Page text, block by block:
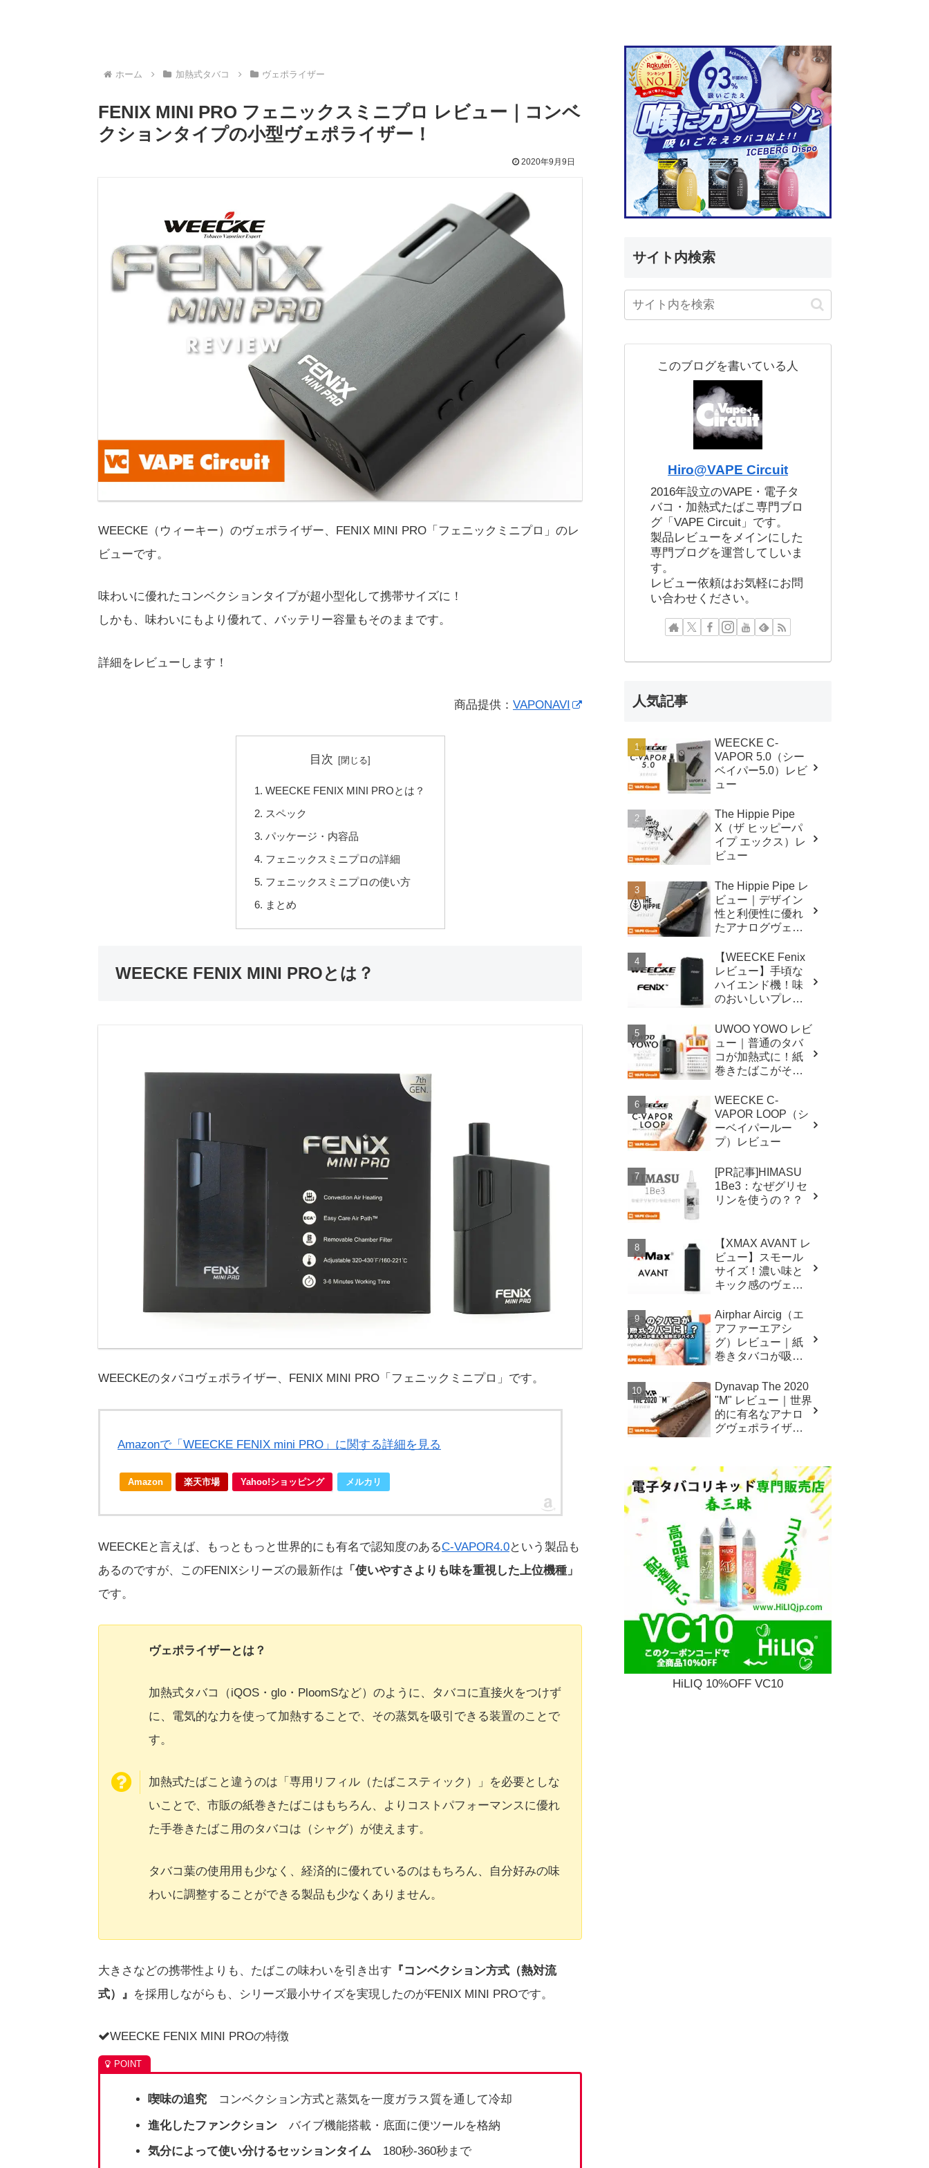
ホーム 加熱式タバコ ヴェポライザー
FENIX MINI PRO フェニックスミニプロ レビュー｜コンベ
クションタイプの小型ヴェポライザー！
2020年9月9日
WEECKE（ウィーキー）のヴェポライザー、FENIX MINI PRO「フェニックミニプロ」のレ
ビューです。
味わいに優れたコンベクションタイプが超小型化して携帯サイズに！
しかも、味わいにもより優れて、バッテリー容量もそのままです。
詳細をレビューします！
商品提供： VAPONAVI
目次
WEECKE FENIX MINI PROとは？
スペック
パッケージ・内容品
フェニックスミニプロの詳細
フェニックスミニプロの使い方
まとめ
WEECKE FENIX MINI PROとは？
WEECKEのタバコヴェポライザー、FENIX MINI PRO「フェニックミニプロ」です。
Amazonで「WEECKE FENIX mini PRO」に関する詳細を見る
Amazon 楽天市場 Yahoo!ショッピング メルカリ
WEECKEと言えば、もっともっと世界的にも有名で認知度のあるC-VAPOR4.0という製品も
あるのですが、このFENIXシリーズの最新作は 「使いやすさよりも味を重視した上位機種」
です。
ヴェポライザーとは？
加熱式タバコ（iQOS・glo・PloomSなど）のように、タバコに直接火をつけず
に、電気的な力を使って加熱することで、その蒸気を吸引できる装置のことで
す。
加熱式たばこと違うのは「専用リフィル（たばこスティック）」を必要としな
いことで、市販の紙巻きたばこはもちろん、よりコストパフォーマンスに優れ
た手巻きたばこ用のタバコは（シャグ）が使えます。
タバコ葉の使用用も少なく、経済的に優れているのはもちろん、自分好みの味
わいに調整することができる製品も少なくありません。
大きさなどの携帯性よりも、たばこの味わいを引き出す 『コンベクション方式（熱対流
式）』 を採用しながらも、シリーズ最小サイズを実現したのがFENIX MINI PROです。
WEECKE FENIX MINI PROの特徴
喫味の追究コンベクション方式と蒸気を一度ガラス質を通して冷却
進化したファンクションバイブ機能搭載・底面に便ツールを格納
気分によって使い分けるセッションタイム180秒-360秒まで
サイト内検索
このブログを書いている人
Hiro@VAPE Circuit
2016年設立のVAPE・電子タ
バコ・加熱式たばこ専門ブロ
グ「VAPE Circuit」です。
製品レビューをメインにした
専門ブログを運営してしいま
す。
レビュー依頼はお気軽にお問
い合わせください。
人気記事
WEECKE C-
VAPOR 5.0（シー
ベイパー5.0）レビ
ュー
The Hippie Pipe
X（ザ ヒッピーパ
イプ エックス）レ
ビュー
The Hippie Pipe レ
ビュー｜デザイン
性と利便性に優れ
たアナログヴェポ
【WEECKE Fenix
レビュー】手頃な
ハイエンド機！味
のおいしいプレミ
ー！
UWOO YOWO レビ
ュー｜普通のタバ
コが加熱式に！紙
巻きたばこがその
ライザー！
WEECKE C-
VAPOR LOOP（シ
ーベイパールー
プ）レビュー
[PR記事]HIMASU
1Be3：なぜグリセ
リンを使うの？？
【XMAX AVANT レ
ビュー】スモール
サイズ！濃い味と
キック感のヴェポ
Airphar Aircig（エ
アファーエアシ
グ）レビュー｜紙
巻きタバコが吸え
ス！
Dynavap The 2020
"M" レビュー｜世界
的に有名なアナロ
グヴェポライザー
HiLIQ 10%OFF VC10